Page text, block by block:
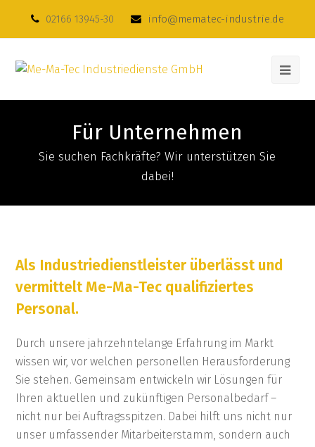
02166 13945-30 info@mematec-industrie.de
Für Unternehmen
Sie suchen Fachkräfte? Wir unterstützen Sie
dabei!
Als Industriedienstleister überlässt und
vermittelt Me-Ma-Tec qualifiziertes
Personal.
Durch unsere jahrzehntelange Erfahrung im Markt
wissen wir, vor welchen personellen Herausforderung
Sie stehen. Gemeinsam entwickeln wir Lösungen für
Ihren aktuellen und zukünftigen Personalbedarf –
nicht nur bei Auftragsspitzen. Dabei hilft uns nicht nur
unser umfassender Mitarbeiterstamm, sondern auch